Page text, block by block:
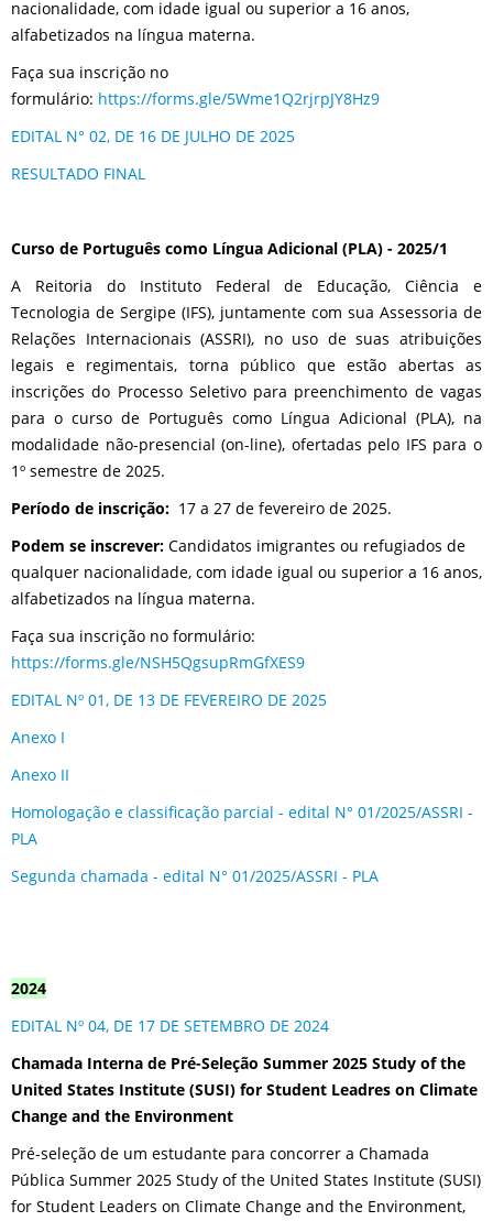
nacionalidade, com idade igual ou superior a 16 anos,
alfabetizados na língua materna.
Faça sua inscrição no
formulário: https://forms.gle/5Wme1Q2rjrpJY8Hz9
EDITAL N° 02, DE 16 DE JULHO DE 2025
RESULTADO FINAL
Curso de Português como Língua Adicional (PLA) - 2025/1
A Reitoria do Instituto Federal de Educação, Ciência e
Tecnologia de Sergipe (IFS), juntamente com sua Assessoria de
Relações Internacionais (ASSRI), no uso de suas atribuições
legais e regimentais, torna público que estão abertas as
inscrições do Processo Seletivo para preenchimento de vagas
para o curso de Português como Língua Adicional (PLA), na
modalidade não-presencial (on-line), ofertadas pelo IFS para o
1º semestre de 2025.
Período de inscrição: 17 a 27 de fevereiro de 2025.
Podem se inscrever: Candidatos imigrantes ou refugiados de
qualquer nacionalidade, com idade igual ou superior a 16 anos,
alfabetizados na língua materna.
Faça sua inscrição no formulário:
https://forms.gle/NSH5QgsupRmGfXES9
EDITAL Nº 01, DE 13 DE FEVEREIRO DE 2025
Anexo I
Anexo II
Homologação e classificação parcial - edital N° 01/2025/ASSRI -
PLA
Segunda chamada - edital N° 01/2025/ASSRI - PLA
2024
EDITAL Nº 04, DE 17 DE SETEMBRO DE 2024
Chamada Interna de Pré-Seleção Summer 2025 Study of the
United States Institute (SUSI) for Student Leadres on Climate
Change and the Environment
Pré-seleção de um estudante para concorrer a Chamada
Pública Summer 2025 Study of the United States Institute (SUSI)
for Student Leaders on Climate Change and the Environment,